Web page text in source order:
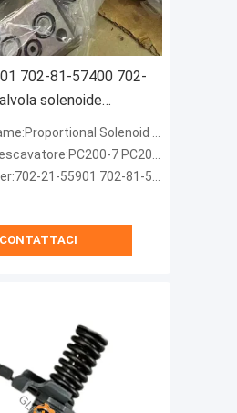
702-81-57400 702‐
solenoide
per Komatsu PC200‐
Solenoid Valve
7 PC200-8 PC360-7 PC220-8 PC220-7
702-81-57400 702‑21‑55901
CONTATTACI